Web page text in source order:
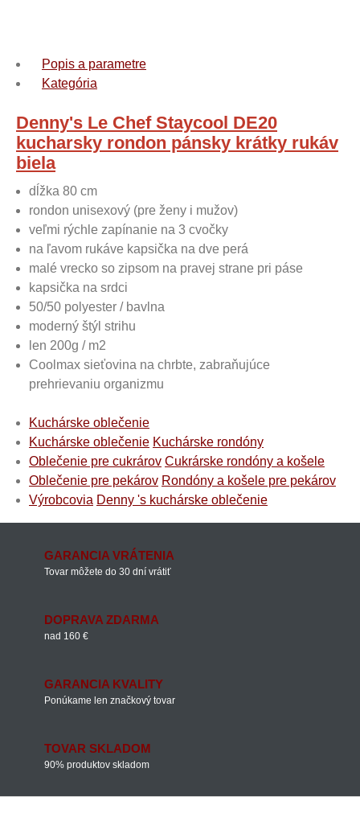
Popis a parametre
Kategória
Denny's Le Chef Staycool DE20
kucharsky rondon pánsky krátky rukáv
biela
dĺžka 80 cm
rondon unisexový (pre ženy i mužov)
veľmi rýchle zapínanie na 3 cvočky
na ľavom rukáve kapsička na dve perá
malé vrecko so zipsom na pravej strane pri páse
kapsička na srdci
50/50 polyester / bavlna
moderný štýl strihu
len 200g / m2
Coolmax sieťovina na chrbte, zabraňujúce
prehrievaniu organizmu
Kuchárske oblečenie
Kuchárske oblečenie Kuchárske rondóny
Oblečenie pre cukrárov Cukrárske rondóny a košele
Oblečenie pre pekárov Rondóny a košele pre pekárov
Výrobcovia Denny 's kuchárske oblečenie
GARANCIA VRÁTENIA
Tovar môžete do 30 dní vrátiť
DOPRAVA ZDARMA
nad 160 €
GARANCIA KVALITY
Ponúkame len značkový tovar
TOVAR SKLADOM
90% produktov skladom